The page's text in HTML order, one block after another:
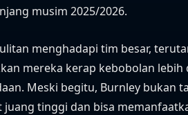
musim 2025/2026.
menghadapi tim besar,
mereka kerap kebobolan lebih
Meski begitu, Burnley bukan
tinggi dan bisa